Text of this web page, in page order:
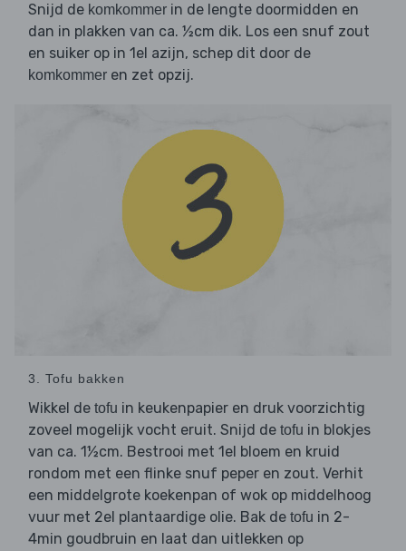
Snijd de komkommer in de lengte doormidden en
dan in plakken van ca. ½cm dik. Los een snuf zout
en suiker op in 1el azijn, schep dit door de
komkommer en zet opzij.
3. Tofu bakken
Wikkel de tofu in keukenpapier en druk voorzichtig
zoveel mogelijk vocht eruit. Snijd de tofu in blokjes
van ca. 1½cm. Bestrooi met 1el bloem en kruid
rondom met een flinke snuf peper en zout. Verhit
een middelgrote koekenpan of wok op middelhoog
vuur met 2el plantaardige olie. Bak de tofu in 2-
4min goudbruin en laat dan uitlekken op